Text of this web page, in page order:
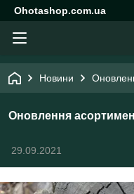
Ohotashop.com.ua
Новини
Оновлення
29.09.2021